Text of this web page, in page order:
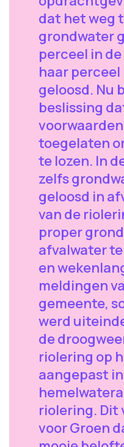
dat het weg
grondwater
perceel in
haar
geloosd. Nu
beslissing
toegelaten
te lozen. In
zelfs
geloosd in
van de
proper
afvalwater
en
meldingen
gemeente,
werd
de
riolering op
aangepast
riolering. Dit
voor Groen